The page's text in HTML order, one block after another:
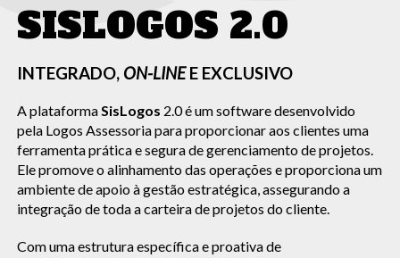
SISLOGOS 2.0
INTEGRADO, ON-LINEE EXCLUSIVO
A plataforma SisLogos 2.0 é um software desenvolvido
pela Logos Assessoria para proporcionar aos clientes uma
ferramenta prática e segura de gerenciamento de projetos.
Ele promove o alinhamento das operações e proporciona um
ambiente de apoio à gestão estratégica, assegurando a
integração de toda a carteira de projetos do cliente.
Com uma estrutura específica e proativa de